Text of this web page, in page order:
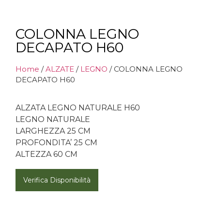
COLONNA LEGNO
DECAPATO H60
Home /ALZATE / LEGNO / COLONNA LEGNO
DECAPATO H60
ALZATA LEGNO NATURALE H60
LEGNO NATURALE
LARGHEZZA 25 CM
PROFONDITA’ 25 CM
ALTEZZA 60 CM
Verifica Disponibilità